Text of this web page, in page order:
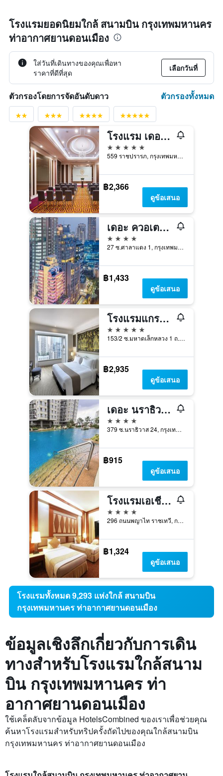
โรงแรมยอดนิยมใกล้ สนามบิน กรุงเทพมหานคร
ท่าอากาศยานดอนเมือง
ใส่วันที่เดินทางของคุณเพื่อหา
ราคาที่ดีที่สุด
เลือกวันที่
ตัวกรองโดยการจัดอันดับดาว ตัวกรองทั้งหมด
โรงแรม เดอะ เบอร์เคลีย์ โฮเต็ล ประตูน้ำ
5 ดาว
559 ราชปรารภ, กรุงเทพมหานคร, ประเทศไทย
฿2,366
ดูข้อเสนอ
เดอะ ควอเตอร์ ศาลาแดง บายยูเอชจี
4 ดาว
27 ซ.ศาลาแดง 1, กรุงเทพมหานคร, ประเทศไทย
฿1,433
ดูข้อเสนอ
โรงแรมแกรนด์เซ็นเตอร์พอยต์ ราชดำริ
5 ดาว
153/2 ซ.มหาดเล็กหลวง 1 ถ.ราชดำริ ลุมพินี, กรุงเทพมหานคร, ประเทศไทย
฿2,935
ดูข้อเสนอ
เดอะ นราธิวาส โฮเทล แอนด์ เรสซิเดนซ์ สาทร กรุงเทพ
4 ดาว
379 ซ.นราธิวาส 24, กรุงเทพมหานคร, ประเทศไทย
฿915
ดูข้อเสนอ
โรงแรมเอเชีย กรุงเทพ
4 ดาว
296 ถนนพญาไท ราชเทวี, กรุงเทพมหานคร, ประเทศไทย
฿1,324
ดูข้อเสนอ
โรงแรมทั้งหมด 9,293 แห่งใกล้ สนามบิน
กรุงเทพมหานคร ท่าอากาศยานดอนเมือง
ข้อมูลเชิงลึกเกี่ยวกับการเดิน
ทางสำหรับโรงแรมใกล้สนาม
บิน กรุงเทพมหานคร ท่า
อากาศยานดอนเมือง
ใช้เคล็ดลับจากข้อมูล HotelsCombined ของเราเพื่อช่วยคุณ
ค้นหาโรงแรมสำหรับทริปครั้งถัดไปของคุณใกล้สนามบิน
กรุงเทพมหานคร ท่าอากาศยานดอนเมือง